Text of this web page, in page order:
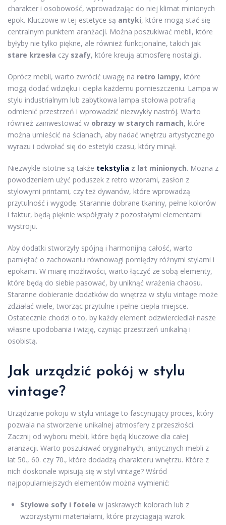
charakter i osobowość, wprowadzając do niej klimat minionych
epok. Kluczowe w tej estetyce są antyki, które mogą stać się
centralnym punktem aranżacji. Można poszukiwać mebli, które
byłyby nie tylko piękne, ale również funkcjonalne, takich jak
stare krzesła czy szafy, które kreują atmosferę nostalgii.
Oprócz mebli, warto zwrócić uwagę na retro lampy, które
mogą dodać wdzięku i ciepła każdemu pomieszczeniu. Lampa w
stylu industrialnym lub zabytkowa lampa stołowa potrafią
odmienić przestrzeń i wprowadzić niezwykły nastrój. Warto
również zainwestować w obrazy w starych ramach, które
można umieścić na ścianach, aby nadać wnętrzu artystycznego
wyrazu i odwołać się do estetyki czasu, który minął.
Niezwykle istotne są także tekstylia z lat minionych. Można z
powodzeniem użyć poduszek z retro wzorami, zasłon z
stylowymi printami, czy też dywanów, które wprowadzą
przytulność i wygodę. Starannie dobrane tkaniny, pełne kolorów
i faktur, będą pięknie współgrały z pozostałymi elementami
wystroju.
Aby dodatki stworzyły spójną i harmonijną całość, warto
pamiętać o zachowaniu równowagi pomiędzy różnymi stylami i
epokami. W miarę możliwości, warto łączyć ze sobą elementy,
które będą do siebie pasować, by uniknąć wrażenia chaosu.
Staranne dobieranie dodatków do wnętrza w stylu vintage może
zdziałać wiele, tworząc przytulne i pełne ciepła miejsce.
Ostatecznie chodzi o to, by każdy element odzwierciedlał nasze
własne upodobania i wizję, czyniąc przestrzeń unikalną i
osobistą.
Jak urządzić pokój w stylu
vintage?
Urządzanie pokoju w stylu vintage to fascynujący proces, który
pozwala na stworzenie unikalnej atmosfery z przeszłości.
Zacznij od wyboru mebli, które będą kluczowe dla całej
aranżacji. Warto poszukiwać oryginalnych, antycznych mebli z
lat 50., 60. czy 70., które dodadzą charakteru wnętrzu. Które z
nich doskonale wpisują się w styl vintage? Wśród
najpopularniejszych elementów można wymienić:
Stylowe sofy i fotele w jaskrawych kolorach lub z
wzorzystymi materiałami, które przyciągają wzrok.